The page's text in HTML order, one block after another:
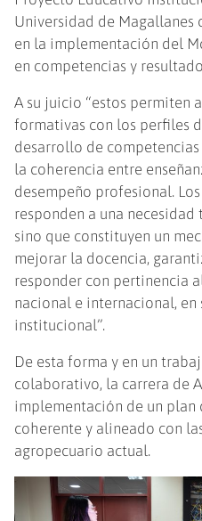
Universidad de Magallanes
en la implementación del
en competencias y
A su juicio “estos permiten
formativas con los perfiles
desarrollo de
la coherencia entre
desempeño profesional.
responden a una
sino que constituyen un
mejorar la docencia,
responder con pertinencia
nacional e internacional,
institucional”.
De esta forma y en un
colaborativo, la carrera de
implementación de un plan
coherente y alineado con
agropecuario actual.